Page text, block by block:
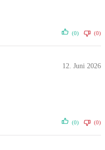
(0) (0)
12. Juni 2026
(0) (0)